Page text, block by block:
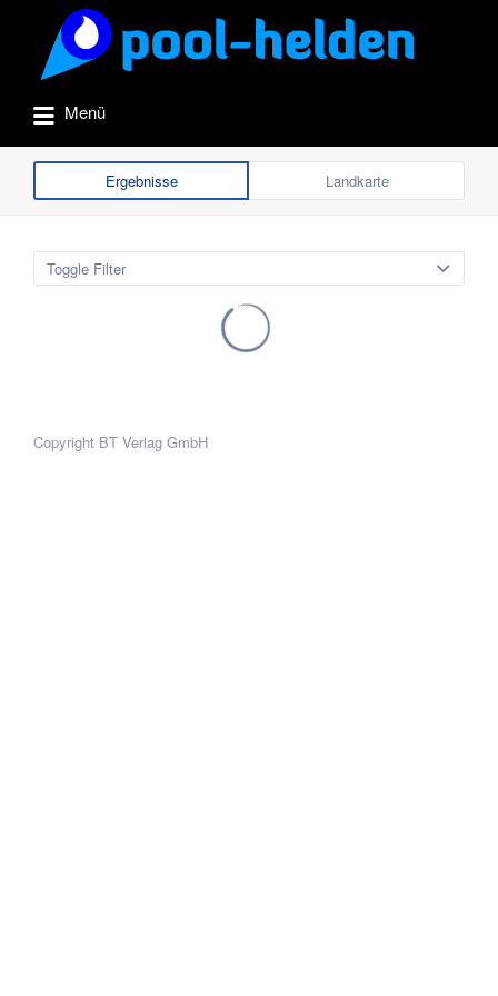
Suchen
nach:
Menü
Ergebnisse Landkarte
Toggle Filter
Copyright BT Verlag GmbH